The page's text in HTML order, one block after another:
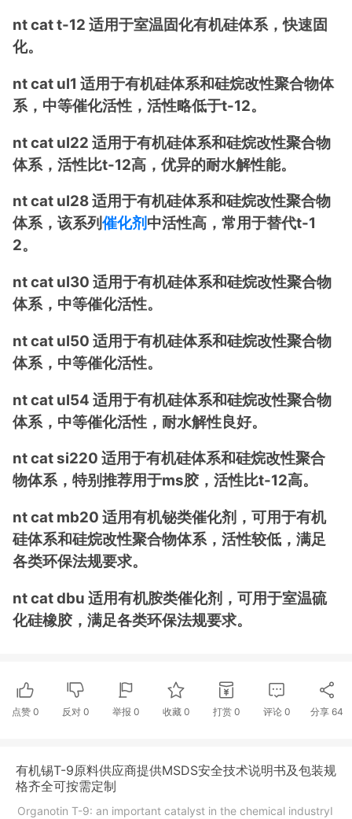
nt cat t-12 适用于室温固化有机硅体系，快速固
化。
nt cat ul1 适用于有机硅体系和硅烷改性聚合物体
系，中等催化活性，活性略低于t-12。
nt cat ul22 适用于有机硅体系和硅烷改性聚合物
体系，活性比t-12高，优异的耐水解性能。
nt cat ul28 适用于有机硅体系和硅烷改性聚合物
体系，该系列催化剂 中活性高，常用于替代t-1
2。
nt cat ul30 适用于有机硅体系和硅烷改性聚合物
体系，中等催化活性。
nt cat ul50 适用于有机硅体系和硅烷改性聚合物
体系，中等催化活性。
nt cat ul54 适用于有机硅体系和硅烷改性聚合物
体系，中等催化活性，耐水解性良好。
nt cat si220 适用于有机硅体系和硅烷改性聚合
物体系，特别推荐用于ms胶，活性比t-12高。
nt cat mb20 适用有机铋类催化剂，可用于有机
硅体系和硅烷改性聚合物体系，活性较低，满足
各类环保法规要求。
nt cat dbu 适用有机胺类催化剂，可用于室温硫
化硅橡胶，满足各类环保法规要求。
点赞 0 反对 0 举报 0 收藏 0 打赏 0 评论 0 分享 64
有机锡T-9原料供应商提供MSDS安全技术说明书及包装规
格齐全可按需定制
Organotin T-9: an important catalyst in the chemical industryI